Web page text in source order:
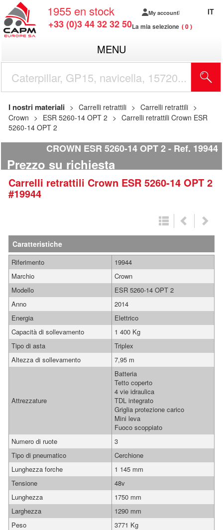
1955 en stock
+33 (0)3 44 32 32 50
My account
La mia selezione 0
IT
MENU
I nostri materiali Carrelli retrattili
Carrelli retrattili
Crown
ESR 5260-14 OPT 2
Carrelli retrattili Crown ESR
5260-14 OPT 2
CROWN ESR 5260-14 OPT 2 Ref. 19944
Prezzo su richiesta
Carrelli retrattili Crown ESR 5260-14 OPT 2
#19944
Caratteristiche
Riferimento
19944
Marchio
Crown
Modello
ESR 5260-14 OPT 2
Anno
2014
Energia
Elettrico
Capacità di sollevamento
1 400 Kg
Tipo di asta
Triplex
Altezza di sollevamento
7,95 m
Attrezzature
Batteria
Tetto coperto
4 vie idraulica
TDL integrato
Griglia protezione carico
Mini leva
Fuoco scoppiato
Numero di ruote
3
Tipo di pneumatico
Cerchione
Lunghezza forche
1 145 mm
Tensione
48v
Lunghezza
1750 mm
Larghezza
1290 mm
Peso
3771 Kg